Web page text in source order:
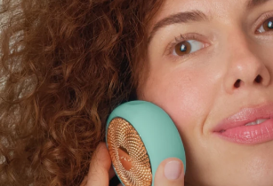
FAQ™ Pure Beauty-Tech Elixir
issa™ Teeth Whitening Set
English Deutsch
Français
Italiano
Polski
Svenska
Türkçe
简体中文 繁